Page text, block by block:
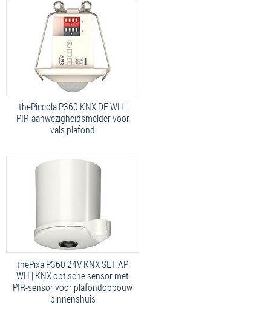
thePiccola P360 KNX DE WH |
PIR-aanwezigheidsmelder voor
vals plafond
thePixa P360 24V KNX SET AP
WH | KNX optische sensor met
PIR-sensor voor plafondopbouw
binnenshuis